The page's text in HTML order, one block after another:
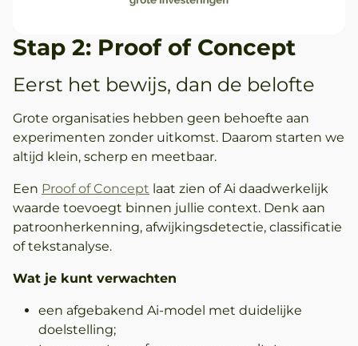
Stap 2: Proof of Concept
Eerst het bewijs, dan de belofte
Grote organisaties hebben geen behoefte aan
experimenten zonder uitkomst. Daarom starten we
altijd klein, scherp en meetbaar.
Een Proof of Concept laat zien of Ai daadwerkelijk
waarde toevoegt binnen jullie context. Denk aan
patroonherkenning, afwijkingsdetectie, classificatie
of tekstanalyse.
Wat je kunt verwachten
een afgebakend Ai-model met duidelijke
doelstelling;